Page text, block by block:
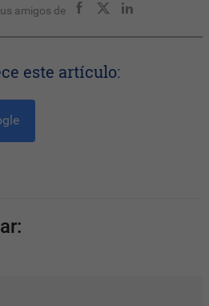
amigos de
este artículo: